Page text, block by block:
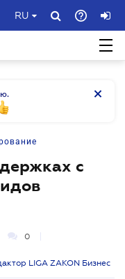
RU
с
0
LIGA ZAKON Бизнес